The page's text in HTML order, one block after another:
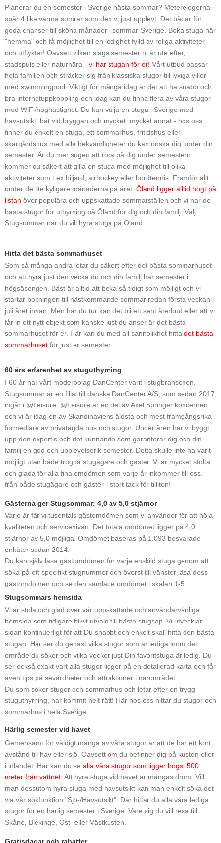
Planerar du en semester i Sverige nästa sommar? Meterelogerna
spår 4 lika varma somrar som den vi just upplevt. Det bådar för
goda chanser till sköna månader i sommar-Sverige. Boka stuga här
"hemma" och få möjlighet till en ledighet fylld av roliga aktiviteter
och utflykter! Oavsett vilken slags semester ni är ute efter,
stadspuls eller naturnära - vi har stugan för er! Vårt utbud passar
hela familjen och sträcker sig från klassiska stugor till lyxiga villor
med swimmingpool. Viktigt för många idag är det att ha snabb och
bra internetuppkoppling och idag kan du finna flera av våra stugor
med WiFi/höghastighet. Du kan välja en stuga i Sverige med
havsutsikt, båt vid bryggan och mycket, mycket annat - hos oss
finner du enkelt en stuga, ett sommarhus, fritidshus eller
skärgårdshus med alla bekvämligheter du kan önska dig under din
semester. Är du mer sugen att röra på dig under semestern
kommer du säkert att gilla en stuga med möjlighet till olika
aktiviteter som t.ex biljard, airhockey eller bordtennis. Framför allt
under de lite kyligare månaderna på året. Öland ligger alltid högt på
listan över populära och uppskattade sommarställen och vi har de
bästa stugor för uthyrning på Öland för dig och din familj. Välj
Stugsommar när du vill hyra stuga på Öland.
Hitta det bästa sommarhuset
Som så många andra letar du säkert efter det bästa sommarhuset
och att hyra just den vecka du och din familj har semester i
högsäsongen. Bäst är alltid att boka så tidigt som möjligt och vi
startar bokningen till nästkommande sommar redan första veckan i
juli året innan. Men har du tur kan det bli ett sent återbud eller att vi
får in ett nytt objekt som kanske just du anser är det bästa
sommarhuset för er. Här kan du med all sannolikhet hitta det bästa
sommarhuset för just er semester.
60 års erfarenhet av stuguthyrning
I 60 år har vårt moderbolag DanCenter varit i stugbranschen.
Stugsommar är en filial till danska DanCenter A/S, som sedan 2017
ingår i @Leisure. @Leisure är en del av Axel Springer koncernen
och vi är idag en av Skandinaviens äldsta och mest framgångsrika
förmedlare av privatägda hus och stugor. Under åren har vi byggt
upp den expertis och det kunnande som garanterar dig och din
familj en god och upplevelserik semester. Detta skulle inte ha varit
möjligt utan både trogna stugägare och gäster. Vi är mycket stolta
och glada för alla fina omdömen som varje år inkommer till oss,
från både stugägare och gäster - stort tack för tilliten!
Gästerna ger Stugsommar: 4,0 av 5,0 stjärnor
Varje år får vi tusentals gästomdömen som vi använder för att höja
kvaliteten och servicenivån. Det totala omdömet ligger på 4,0
stjärnor av 5,0 möjliga. Omdömet baseras på 1.093 besvarade
enkäter sedan 2014.
Du kan själv läsa gästomdömen för varje enskild stuga genom att
söka på ett specifikt stugnummer och överst till vänster läsa dess
gästomdömen och se den samlade omdömet i skalan 1-5.
Stugsommars hemsida
Vi är stola och glad över vår uppskattade och användarvänliga
hemsida som tidigare blivit utvald till bästa stugsajt. Vi utvecklar
sidan kontinuerligt för att Du snabbt och enkelt skall hitta den bästa
stugan. Här ser du genast vilka stugor som är lediga inom det
område du söker och vilka veckor just Din favoritstuga är ledig. Du
ser också exakt vart alla stugor ligger på en detaljerad karta och får
även tips på sevärdheter och attraktioner i närområdet.
Du som söker stugor och sommarhus och letar efter en trygg
stuguthyrning, har kommit helt rätt! Här hos oss hittar du stugor och
sommarhus i hela Sverige.
Härlig semester vid havet
Gemensamt för väldigt många av våra stugor är att de har ett kort
avstånd till hav eller sjö. Oavsett om du befinner dig på kusten eller
i inlandet. Här kan du se alla våra stugor som ligger högst 500
meter från vattnet. Att hyra stuga vid havet är mångas dröm. Vill
man dessutom hyra stuga med havsutsikt kan man enkelt söka det
via vår sökfunktion "Sjö-/Havsutsikt". Där hittar du alla våra lediga
stugor för en härlig semester i Sverige. Vare sig du vill resa till
Skåne, Blekinge, Öst- eller Västkusten.
Gratisdagar och rabatter